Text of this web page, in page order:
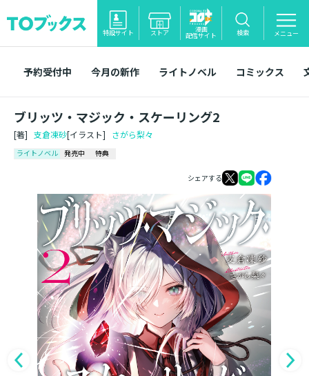
特設サイト ストア 漫画
配信サイト 検索 メニュー
予約受付中 今月の新作 ライトノベル コミックス
ブリッツ・マジック・スケーリング2
[著] 支倉凍砂[イラスト] さがら梨々
ライトノベル 発売中 特典
シェアする